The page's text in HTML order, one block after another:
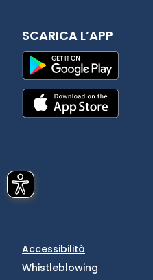
SCARICA L’APP
Accessibilità
Whistleblowing